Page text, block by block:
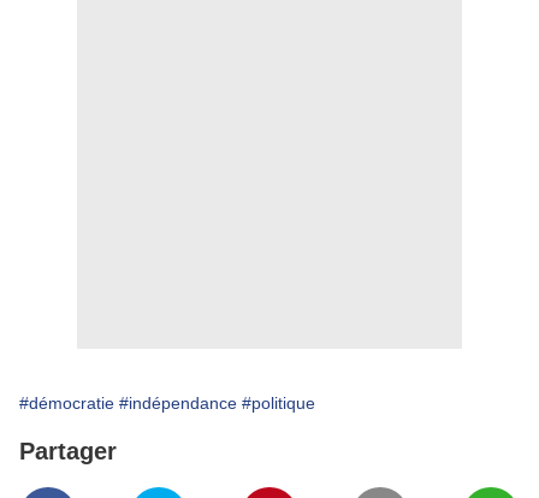
#démocratie #indépendance #politique
Partager